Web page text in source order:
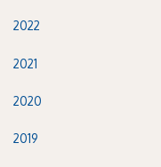
2022
2021
2020
2019